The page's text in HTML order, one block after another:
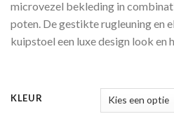
microvezel bekleding in
poten. De gestikte rugleuning en
kuipstoel een luxe design look en
KLEUR